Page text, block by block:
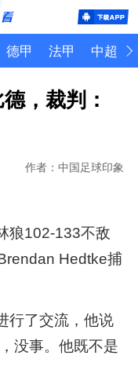
德甲 法甲 中超
，裁判：
作者：中国足球印象
狼102-133不敌
Hedtke捕
行了交流，他说
没事。他既不是